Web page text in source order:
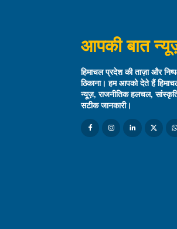
आपकी बात
हिमाचल प्रदेश की ताज़ा और
ठिकाना। हम आपको देते हैं
न्यूज़, राजनीतिक हलचल,
सटीक जानकारी।